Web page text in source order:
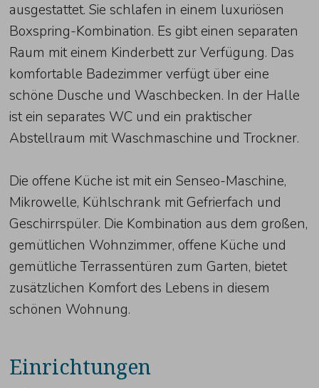
ausgestattet. Sie schlafen in einem luxuriösen
Boxspring-Kombination. Es gibt einen separaten
Raum mit einem Kinderbett zur Verfügung. Das
komfortable Badezimmer verfügt über eine
schöne Dusche und Waschbecken. In der Halle
ist ein separates WC und ein praktischer
Abstellraum mit Waschmaschine und Trockner.
Die offene Küche ist mit ein Senseo-Maschine,
Mikrowelle, Kühlschrank mit Gefrierfach und
Geschirrspüler. Die Kombination aus dem großen,
gemütlichen Wohnzimmer, offene Küche und
gemütliche Terrassentüren zum Garten, bietet
zusätzlichen Komfort des Lebens in diesem
schönen Wohnung.
Einrichtungen